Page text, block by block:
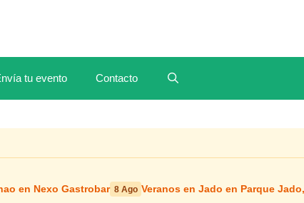
tu evento Contacto
en Nexo Gastrobar 8 Ago Veranos en Jado en Parque